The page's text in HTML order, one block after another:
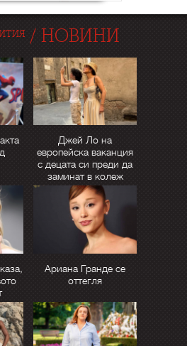
/ НОВИНИ
Джей Ло на
европейска ваканция
с децата си преди да
заминат в колеж
Ариана Гранде се
оттегля